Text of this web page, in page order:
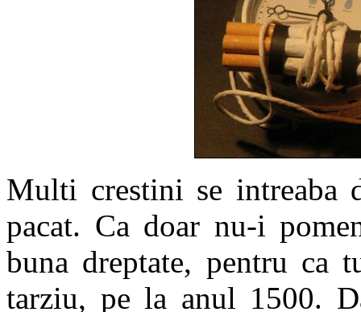
Multi crestini se intreaba
pacat. Ca doar nu-i
buna dreptate, pentru ca
tarziu, pe la anul 1500.